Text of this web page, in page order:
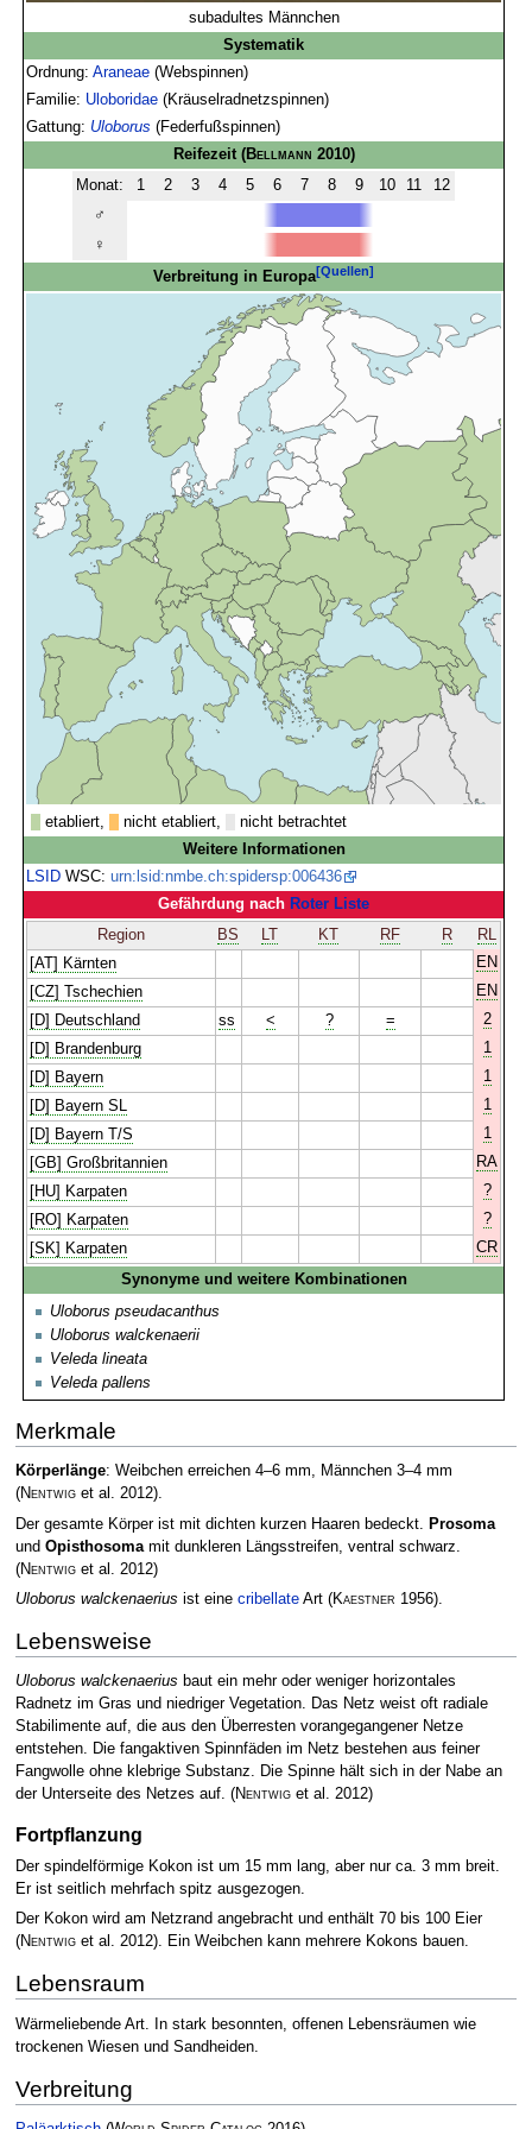
subadultes Männchen
Systematik
Ordnung:Araneae (Webspinnen)
Familie: Uloboridae (Kräuselradnetzspinnen)
Gattung: Uloborus (Federfußspinnen)
Reifezeit (Bellmann 2010)
Monat:
1 2 3 4 5 6 7 8 9 10 11
12
♂
♀
Verbreitung in Europa[Quellen]
etabliert, nicht etabliert,
nicht betrachtet
Weitere Informationen
LSID WSC:urn:lsid:nmbe.ch:spidersp:006436
Gefährdung nach Roter Liste
Region
BS LT KT RF R
RL
[AT] Kärnten
EN
[CZ] Tschechien
EN
[D] Deutschland
ss < ? =
2
[D] Brandenburg
1
[D] Bayern
1
[D] Bayern SL
1
[D] Bayern T/S
1
[GB] Großbritannien
RA
[HU] Karpaten
?
[RO] Karpaten
?
[SK] Karpaten
CR
Synonyme und weitere Kombinationen
Uloborus pseudacanthus
Uloborus walckenaerii
Veleda lineata
Veleda pallens
Merkmale
Körperlänge: Weibchen erreichen 4–6 mm, Männchen 3–4 mm
(Nentwiget al. 2012).
Der gesamte Körper ist mit dichten kurzen Haaren bedeckt.
Prosoma
und Opisthosomamit dunkleren Längsstreifen, ventral schwarz.
(Nentwiget al. 2012)
Uloborus walckenaerius ist eine cribellateArt (Kaestner 1956).
Lebensweise
Uloborus walckenaerius baut ein mehr oder weniger horizontales
Radnetz im Gras und niedriger Vegetation. Das Netz weist oft radiale
Stabilimente auf, die aus den Überresten vorangegangener Netze
entstehen. Die fangaktiven Spinnfäden im Netz bestehen aus feiner
Fangwolle ohne klebrige Substanz. Die Spinne hält sich in der Nabe an
der Unterseite des Netzes auf. (Nentwiget al. 2012)
Fortpflanzung
Der spindelförmige Kokon ist um 15 mm lang, aber nur ca. 3 mm breit.
Er ist seitlich mehrfach spitz ausgezogen.
Der Kokon wird am Netzrand angebracht und enthält 70 bis 100 Eier
(Nentwiget al. 2012). Ein Weibchen kann mehrere Kokons bauen.
Lebensraum
Wärmeliebende Art. In stark besonnten, offenen Lebensräumen wie
trockenen Wiesen und Sandheiden.
Verbreitung